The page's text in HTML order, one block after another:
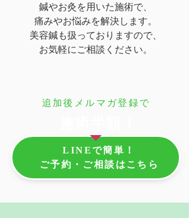
鍼やお灸を用いた施術で、
痛みやお悩みを解決します。
美容鍼も扱っておりますので、
​お気軽にご相談ください。
追加後メルマガ登録で
LINEで簡単！
ご予約・ご相談はこちら